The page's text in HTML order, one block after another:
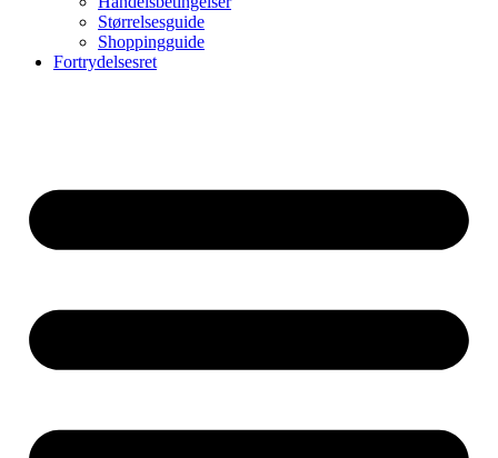
Størrelsesguide
Shoppingguide
Fortrydelsesret